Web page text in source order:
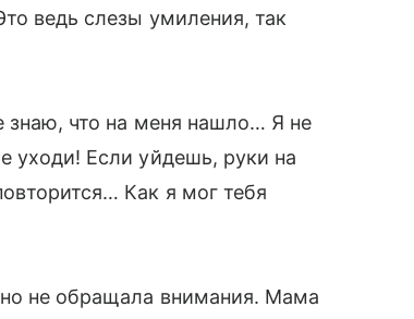
ведь слезы умиления, так
знаю, что на меня нашло… Я не
Если уйдешь, руки на
Как я мог тебя
не обращала внимания. Мама